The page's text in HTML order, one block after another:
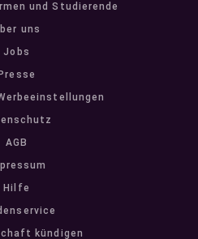
und Studierende
uns
Jobs
Presse
AGB
Hilfe
kündigen